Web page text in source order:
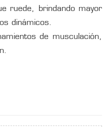
ruede, brindando mayor
dinámicos.
de musculación,